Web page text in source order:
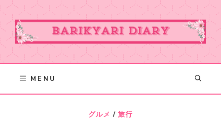
Skip
to
content
MENU
グルメ / 旅行